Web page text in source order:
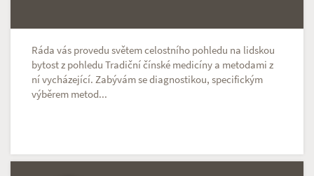
Ráda vás provedu světem celostního pohledu na lidskou
bytost z pohledu Tradiční čínské medicíny a metodami z
ní vycházející. Zabývám se diagnostikou, specifickým
výběrem metod...